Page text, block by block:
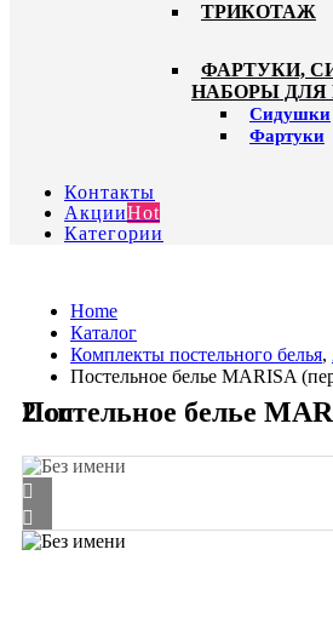
ТРИКОТАЖ
ФАРТУКИ,
НАБОРЫ ДЛЯ
Сидушки
Фартуки
Контакты
АкцииHot
Категории
Home
Каталог
Комплекты постельного белья,
Постельное белье MARISA
Постельное белье MARISA (перкаль) 2 сп